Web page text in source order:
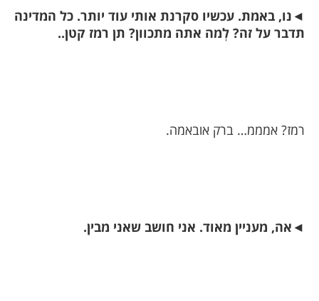
◄ נו, באמת. עכשיו סקרנת אותי עוד יותר. כל המדינה
תדבר על זה? לְמה אתה מתכוון? תן רמז קטן..
רמז? אמממ… ברק אובאמה.
◄ אה, מעניין מאוד. אני חושב שאני מבין.